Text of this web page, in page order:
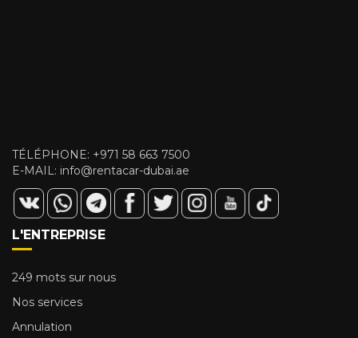
TÉLÉPHONE: +971 58 663 7500
E-MAIL: info@rentacar-dubai.ae
L'ENTREPRISE
249 mots sur nous
Nos services
Annulation